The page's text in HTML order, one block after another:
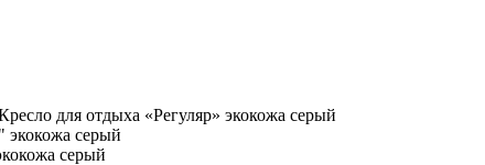
для отдыха «Регуляр» экокожа серый
серый